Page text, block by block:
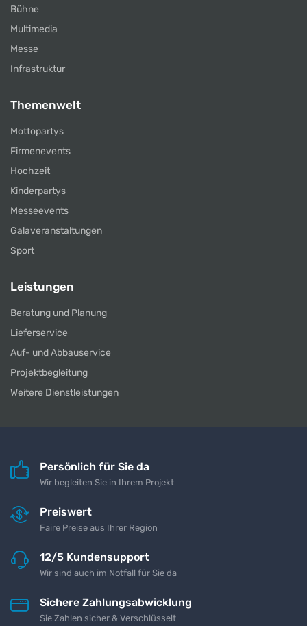
Bühne
Multimedia
Messe
Infrastruktur
Themenwelt
Mottopartys
Firmenevents
Hochzeit
Kinderpartys
Messeevents
Galaveranstaltungen
Sport
Leistungen
Beratung und Planung
Lieferservice
Auf- und Abbauservice
Projektbegleitung
Weitere Dienstleistungen
Persönlich für Sie da
Wir begleiten Sie in Ihrem Projekt
Preiswert
Faire Preise aus Ihrer Region
12/5 Kundensupport
Wir sind auch im Notfall für Sie da
Sichere Zahlungsabwicklung
Sie Zahlen sicher & Verschlüsselt